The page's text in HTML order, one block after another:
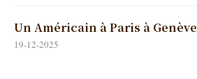
Un Américain à Paris à Genève
19-12-2025